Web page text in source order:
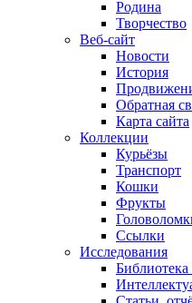
Родина
Творчество
Веб-сайт
Новости
История
Обратная
Карта сайта
Коллекции
Курьёзы
Транспорт
Кошки
Фрукты
Ссылки
Исследования
Библиотека